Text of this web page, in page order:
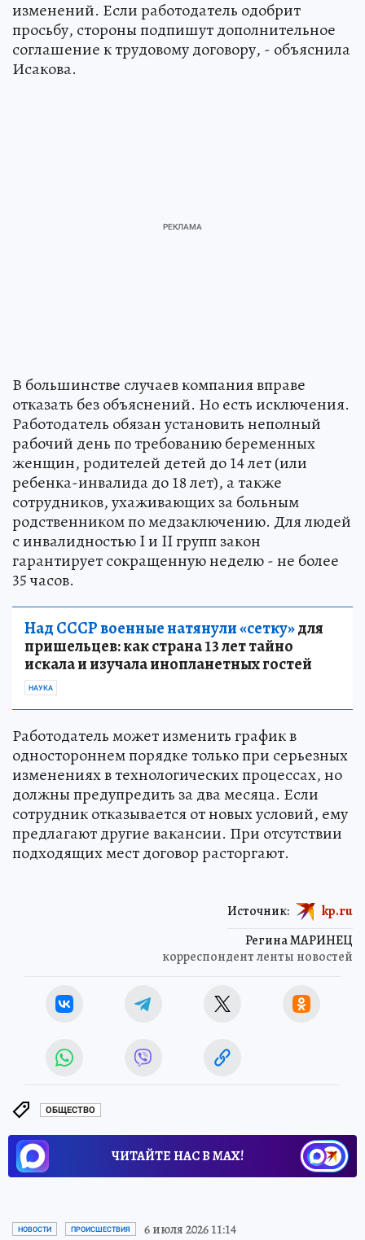
изменений. Если работодатель одобрит
просьбу, стороны подпишут дополнительное
соглашение к трудовому договору, - объяснила
Исакова.
В большинстве случаев компания вправе
отказать без объяснений. Но есть исключения.
Работодатель обязан установить неполный
рабочий день по требованию беременных
женщин, родителей детей до 14 лет (или
ребенка-инвалида до 18 лет), а также
сотрудников, ухаживающих за больным
родственником по медзаключению. Для людей
с инвалидностью I и II групп закон
гарантирует сокращенную неделю - не более
35 часов.
Над СССР военные натянули «сетку»для
пришельцев: как страна 13 лет тайно
искала и изучала инопланетных гостей
НАУКА
Работодатель может изменить график в
одностороннем порядке только при серьезных
изменениях в технологических процессах, но
должны предупредить за два месяца. Если
сотрудник отказывается от новых условий, ему
предлагают другие вакансии. При отсутствии
подходящих мест договор расторгают.
Регина МАРИНЕЦ
корреспондент ленты новостей
Источник: kp.ru
ОБЩЕСТВО
ЧИТАЙТЕ НАС В МАХ!
НОВОСТИ ПРОИСШЕСТВИЯ 6 июля 2026 11:14